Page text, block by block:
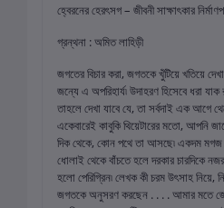
হ্বেরনের হেরৎসগ – জীবনী সাক্ষাৎকার
গ্রন্থনা : অমিত লাহিড়ী
জগতের বিচার করা, জগতকে খুঁটিয়ে খতিয়ে
জন্যে এ অপরিহার্য৷ উদাহরণ হিসেবে ধরা
তাহলে দেখা যাবে যে, তা সর্বদাই এক আগে
একেবারেই কাবুকি থিয়েটারের মতো, আপনি
দিক থেকে, কোন পথে তা আসছে৷ একদম
ধোলাই থেকে বাঁচতে হলে দরকার চারদিকে
হলো পেরিগ্রিন৷ লেখক কী চরম উৎসাহ নিয়ে,
জগতকে অনুসরণ করছেন . . . . আমার মতে